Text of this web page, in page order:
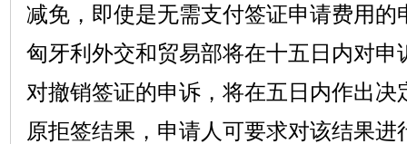
减免，即使是无需支付签证申请费用的
匈牙利外交和贸易部将在十五日内对申
对撤销签证的申诉，将在五日内作出决
原拒签结果，申请人可要求对该结果进